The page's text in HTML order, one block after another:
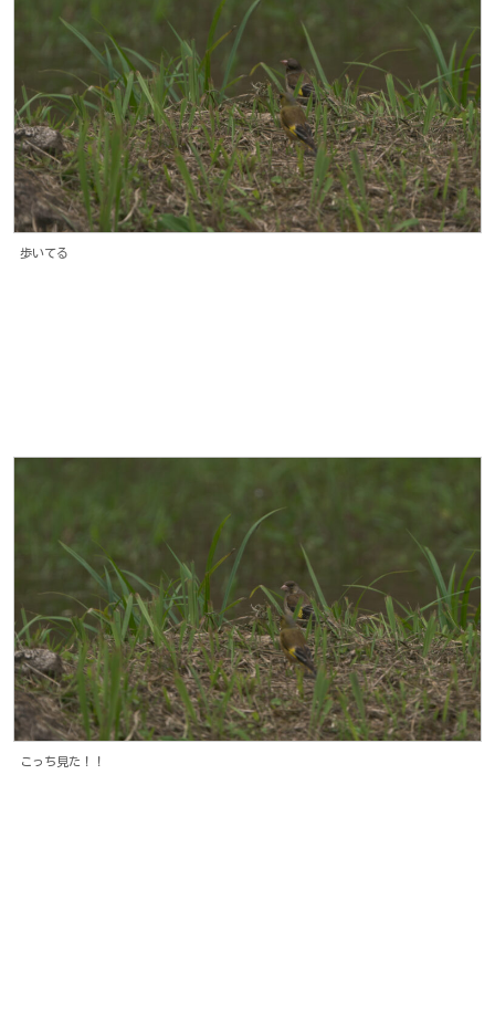
歩いてる
こっち見た！！